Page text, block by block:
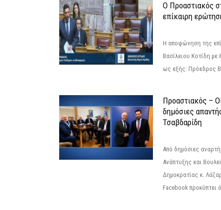
Ο Προαστιακός
επίκαιρη
Η αποφώνηση της
Βασίλειου Κοτίδη με
ως εξής: Πρόεδρος
Προαστιακός –
δημόσιες
Τσαβδαρίδη
Από δημόσιες
Ανάπτυξης και
Δημοκρατίας κ.
Facebook προκύπτει